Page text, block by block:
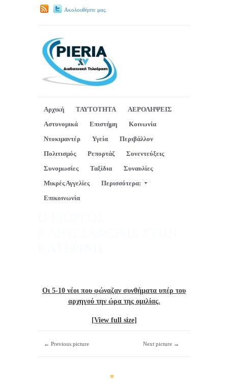
Ακολουθήστε μας.
Αρχική ΤΑΥΤΟΤΗΤΑ
ΑΕΡΟΛΗΨΕΙΣ
Αστυνομικά
Επιστήμη
Κοινωνία
Ντοκιμαντέρ
Υγεία
Περιβάλλον
Πολιτισμός
Ρεπορτάζ
Συνεντεύξεις
Συνομωσίες
Ταξίδια
Συναυλίες
Μικρές Αγγελίες
Περισσότερα:
Επικοινωνία
Οι 5-10 νέοι που φώναζαν συνθήματα υπέρ του
αρχηγού την ώρα της ομιλίας.
[View full size]
← Previous picture Next picture →